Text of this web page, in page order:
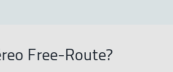
Free-Route?